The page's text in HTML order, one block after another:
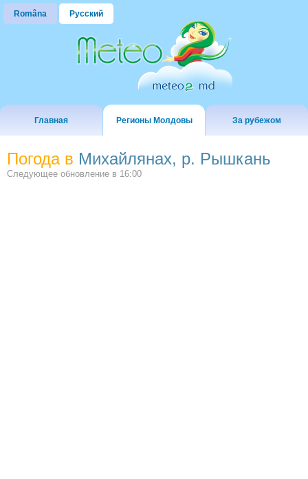
Româna Русский
Главная Регионы Молдовы За рубежом
Погода в Михайлянах, р. Рышкань
Следующее обновление в 16:00